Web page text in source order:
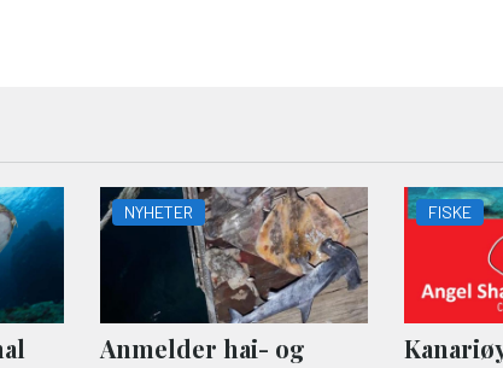
NYHETER
Anmelder hai- og
FISKE